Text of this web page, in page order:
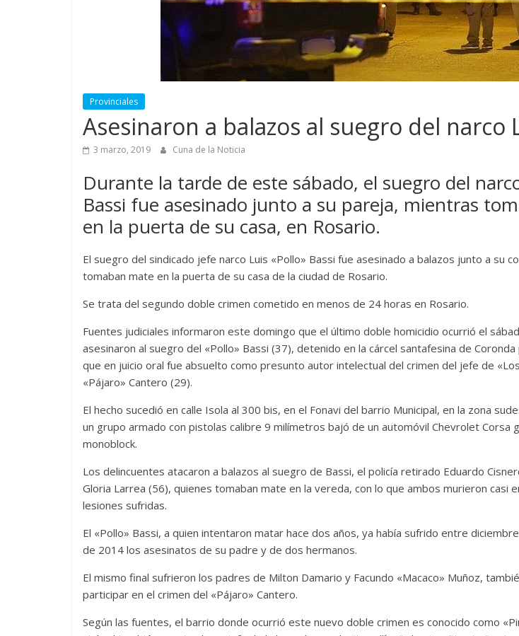
Provinciales
Asesinaron a balazos al suegro del narco
3 marzo, 2019 Cuna de la Noticia
Durante la tarde de este sábado, el suegro del
Bassi fue asesinado junto a su pareja, mientras
en la puerta de su casa, en Rosario.
El suegro del sindicado jefe narco Luis «Pollo» Bassi fue asesinado a balazos junto a su
tomaban mate en la puerta de su casa de la ciudad de Rosario.
Se trata del segundo doble crimen cometido en menos de 24 horas en Rosario.
Fuentes judiciales informaron este domingo que el último doble homicidio ocurrió el
asesinaron al suegro del «Pollo» Bassi (37), detenido en la cárcel santafesina de
que en juicio oral fue absuelto como presunto autor intelectual del crimen del jefe de
«Pájaro» Cantero (29).
El hecho sucedió en calle Isola al 300 bis, en el Fonavi del barrio Municipal, en la zona
un grupo armado con pistolas calibre 9 milímetros bajó de un automóvil Chevrolet Corsa
monoblock.
Los delincuentes atacaron a balazos al suegro de Bassi, el policía retirado Eduardo
Gloria Larrea (56), quienes tomaban mate en la vereda, con lo que ambos murieron casi
lesiones sufridas.
El «Pollo» Bassi, a quien intentaron matar hace dos años, ya había sufrido entre
de 2014 los asesinatos de su padre y de dos hermanos.
El mismo final sufrieron los padres de Milton Damario y Facundo «Macaco» Muñoz,
participar en el crimen del «Pájaro» Cantero.
Según las fuentes, el barrio donde ocurrió este nuevo doble crimen es conocido como